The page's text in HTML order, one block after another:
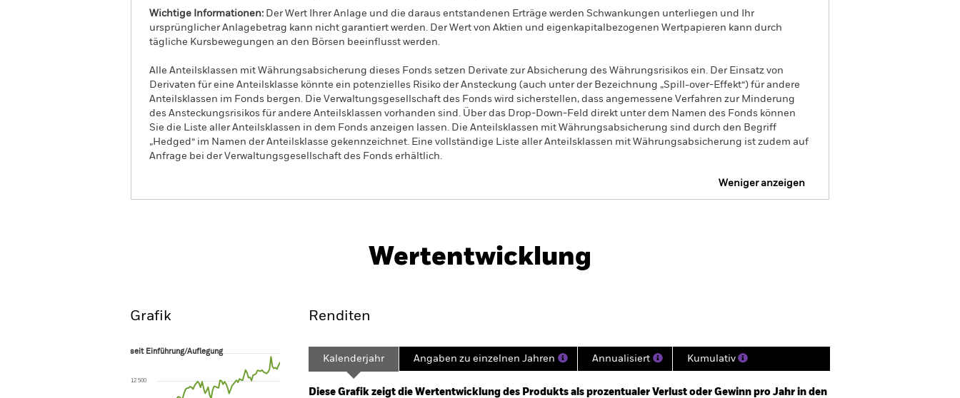
Wichtige Informationen: Der Wert Ihrer Anlage und die daraus entstandenen Erträge werden Schwankungen unterliegen und Ihr
ursprünglicher Anlagebetrag kann nicht garantiert werden. Der Wert von Aktien und eigenkapitalbezogenen Wertpapieren kann durch
tägliche Kursbewegungen an den Börsen beeinflusst werden.
Alle Anteilsklassen mit Währungsabsicherung dieses Fonds setzen Derivate zur Absicherung des Währungsrisikos ein. Der Einsatz von
Derivaten für eine Anteilsklasse könnte ein potenzielles Risiko der Ansteckung (auch unter der Bezeichnung „Spill-over-Effekt“) für andere
Anteilsklassen im Fonds bergen. Die Verwaltungsgesellschaft des Fonds wird sicherstellen, dass angemessene Verfahren zur Minderung
des Ansteckungsrisikos für andere Anteilsklassen vorhanden sind. Über das Drop-Down-Feld direkt unter dem Namen des Fonds können
Sie die Liste aller Anteilsklassen in dem Fonds anzeigen lassen. Die Anteilsklassen mit Währungsabsicherung sind durch den Begriff
„Hedged“ im Namen der Anteilsklasse gekennzeichnet. Eine vollständige Liste aller Anteilsklassen mit Währungsabsicherung ist zudem auf
Anfrage bei der Verwaltungsgesellschaft des Fonds erhältlich.
Weniger anzeigen
SFDR Web Disclosure
Wertentwicklung
Grafik
seit Einführung/Auflegung
The chart has 1 X axis displaying Time. Range: 2019-10-01 00:00:00 to 2026-08-05 00:00:00.
The chart has 1 Y axis displaying values. Range: -25 to 50.
seit Einführung/Auflegung
12 500
Renditen
Kalenderjahr Angaben zu einzelnen Jahren Annualisiert Kumulativ
Diese Grafik zeigt die Wertentwicklung des Produkts als prozentualer Verlust oder Gewinn pro Jahr in den